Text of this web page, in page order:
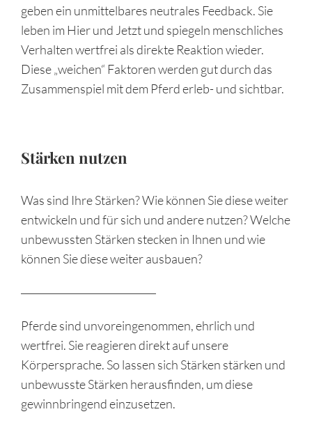
geben ein unmittelbares neutrales Feedback. Sie
leben im Hier und Jetzt und spiegeln menschliches
Verhalten wertfrei als direkte Reaktion wieder.
Diese „weichen“ Faktoren werden gut durch das
Zusammenspiel mit dem Pferd erleb- und sichtbar.
Stärken nutzen
Was sind Ihre Stärken? Wie können Sie diese weiter
entwickeln und für sich und andere nutzen? Welche
unbewussten Stärken stecken in Ihnen und wie
können Sie diese weiter ausbauen?
Pferde sind unvoreingenommen, ehrlich und
wertfrei. Sie reagieren direkt auf unsere
Körpersprache. So lassen sich Stärken stärken und
unbewusste Stärken herausfinden, um diese
gewinnbringend einzusetzen.